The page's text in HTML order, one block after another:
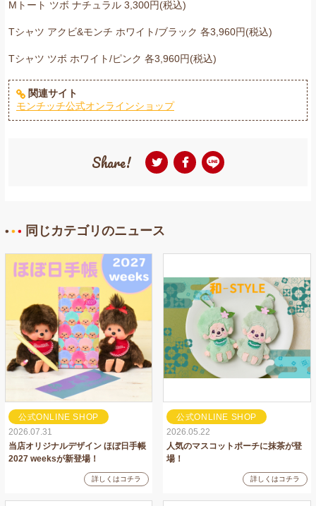
Mトート ツボ ナチュラル 3,300円(税込)
Tシャツ アクビ&モンチ ホワイト/ブラック 各3,960円(税込)
Tシャツ ツボ ホワイト/ピンク 各3,960円(税込)
関連サイト
モンチッチ公式オンラインショップ
Share!
同じカテゴリのニュース
公式ONLINE SHOP
2026.07.31
当店オリジナルデザイン ほぼ日手帳
2027 weeksが新登場！
詳しくはコチラ
公式ONLINE SHOP
2026.05.22
人気のマスコットポーチに抹茶が登
場！
詳しくはコチラ